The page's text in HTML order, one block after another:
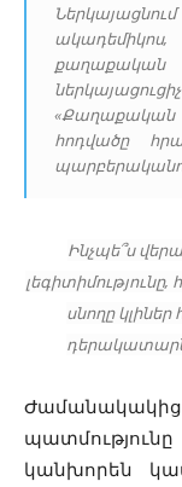
քաղաքական
«Քաղաքական
հոդվածը
Ինչպե՞ս
լեգիտիմությունը,
սնողը
կանխորեն